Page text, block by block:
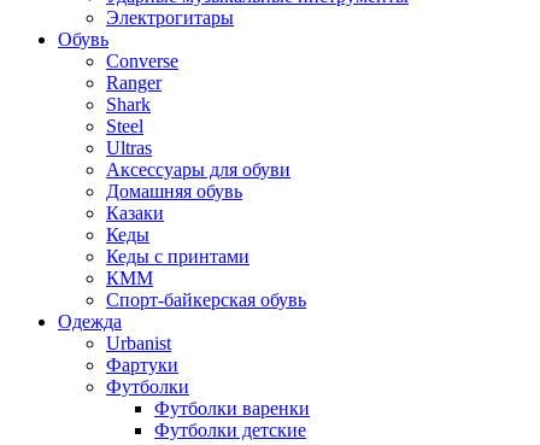
Электрогитары
Обувь
Converse
Ranger
Shark
Steel
Ultras
Аксессуары для обуви
Домашняя обувь
Казаки
Кеды
Кеды с принтами
КММ
Спорт-байкерская обувь
Одежда
Urbanist
Фартуки
Футболки
Футболки варенки
Футболки детские